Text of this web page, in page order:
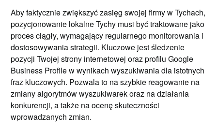
Aby faktycznie zwiększyć zasięg swojej firmy w Tychach,
pozycjonowanie lokalne Tychy musi być traktowane jako
proces ciągły, wymagający regularnego monitorowania i
dostosowywania strategii. Kluczowe jest śledzenie
pozycji Twojej strony internetowej oraz profilu Google
Business Profile w wynikach wyszukiwania dla istotnych
fraz kluczowych. Pozwala to na szybkie reagowanie na
zmiany algorytmów wyszukiwarek oraz na działania
konkurencji, a także na ocenę skuteczności
wprowadzanych zmian.